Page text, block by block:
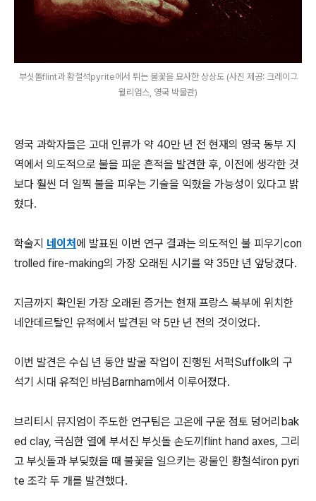
부싯돌flint과 황철석pyrite에서 튀는 불꽃을 묘사한 상상도 (사진 제공: 크레이그
윌리엄스, 영국 박물관)
영국 과학자들은 고대 인류가 약 40만 년 전 현재의 영국 동부 지
역에서 의도적으로 불을 피운 흔적을 발견한 후, 이전에 생각한 것
보다 훨씬 더 일찍 불을 피우는 기술을 익혔을 가능성이 있다고 밝
혔다.
학술지 네이처에 발표된 이번 연구 결과는 의도적인 불 피우기con
trolled fire-making의 가장 오래된 시기를 약 35만 년 앞당겼다.
지금까지 확인된 가장 오래된 증거는 현재 프랑스 북부에 위치한
네안데르탈인 유적에서 발견된 약 5만 년 전의 것이었다.
이번 발견은 수십 년 동안 발굴 작업이 진행된 서퍽Suffolk의 구
석기 시대 유적인 바넘Barnham에서 이루어졌다.
브리티시 뮤지엄이 주도한 연구팀은 고온에 구운 점토 덩어리bak
ed clay, 극심한 열에 부서진 부싯돌 손도끼flint hand axes, 그리
고 부싯돌과 부딪혔을 때 불꽃을 일으키는 광물인 황철석iron pyri
te 조각 두 개를 발견했다.